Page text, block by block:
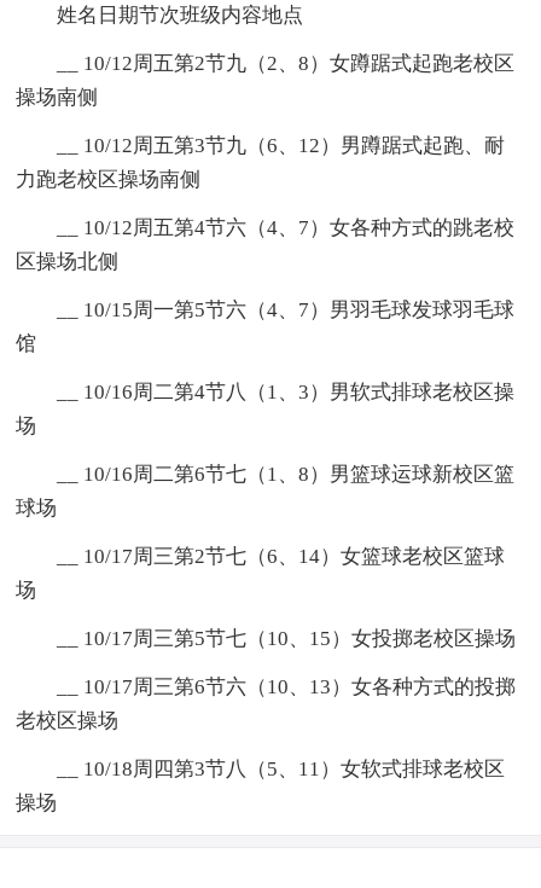
姓名日期节次班级内容地点
__ 10/12周五第2节九（2、8）女蹲踞式起跑老校区
操场南侧
__ 10/12周五第3节九（6、12）男蹲踞式起跑、耐
力跑老校区操场南侧
__ 10/12周五第4节六（4、7）女各种方式的跳老校
区操场北侧
__ 10/15周一第5节六（4、7）男羽毛球发球羽毛球
馆
__ 10/16周二第4节八（1、3）男软式排球老校区操
场
__ 10/16周二第6节七（1、8）男篮球运球新校区篮
球场
__ 10/17周三第2节七（6、14）女篮球老校区篮球
场
__ 10/17周三第5节七（10、15）女投掷老校区操场
__ 10/17周三第6节六（10、13）女各种方式的投掷
老校区操场
__ 10/18周四第3节八（5、11）女软式排球老校区
操场